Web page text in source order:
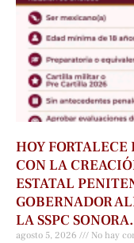
HOY
CON LA
ESTATAL
GOBERNADOR
LA SSPC SONORA.
agosto 5, 2026 No hay